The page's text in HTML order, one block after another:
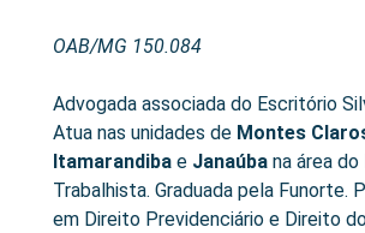
OAB/MG 150.084
Advogada associada do Escritório
Atua nas unidades de Montes
Itamarandibae Janaúbana área
Trabalhista. Graduada pela Funorte.
em Direito Previdenciário e Direito